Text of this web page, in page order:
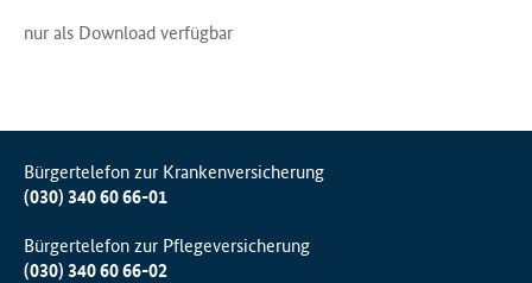
nur als Download verfügbar
Bürgertelefon zur Krankenversicherung
(030) 340 60 66-01
Bürgertelefon zur Pflegeversicherung
(030) 340 60 66-02